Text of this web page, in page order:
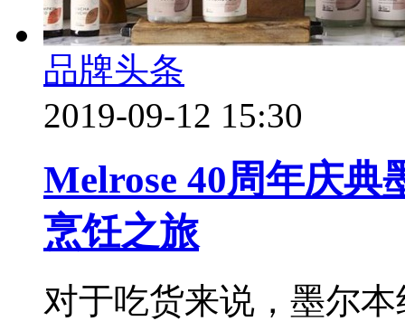
品牌头条
2019-09-12 15:30
Melrose 40周年庆典
烹饪之旅
对于吃货来说，墨尔